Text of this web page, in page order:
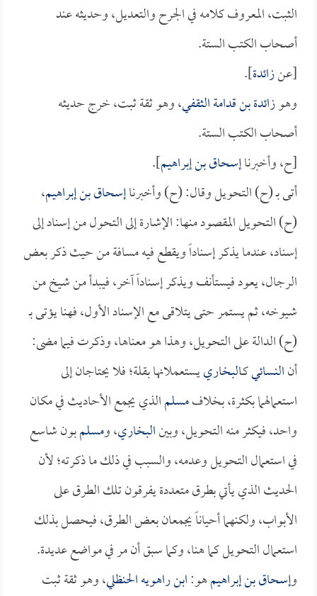
الثبت، المعروف كلامه في الجرح والتعديل، وحديثه عند
أصحاب الكتب الستة.
[عنزائدة].
وهوزائدة بن قدامة الثقفي، وهو ثقة ثبت، خرج حديثه
أصحاب الكتب الستة.
[ح، وأخبرناإسحاق بن إبراهيم].
أتى بـ (ح) التحويل وقال: (ح) وأخبرناإسحاق بن إبراهيم،
(ح) التحويل المقصود منها: الإشارة إلى التحول من إسناد إلى
إسناد، عندما يذكر إسناداً ويقطع فيه مسافة من حيث ذكر بعض
الرجال، يعود فيستأنف ويذكر إسناداً آخر، فيبدأ من شيخ من
شيوخه، ثم يستمر حتى يتلاقى مع الإسناد الأول، فهنا يؤتى بـ
(ح) الدالة على التحويل، وهذا هو معناها، وذكرت فيما مضى:
أنالنسائيكـالبخارييستعملانها بقلة؛ فلا يحتاجان إلى
استعمالهما بكثرة، بخلافمسلمالذي يجمع الأحاديث في مكان
واحد، فيكثر منه التحويل، وبينالبخاري، ومسلمبون شاسع
في استعمال التحويل وعدمه، والسبب في ذلك ما ذكرته؛ لأن
الحديث الذي يأتي بطرق متعددة يفرقون تلك الطرق على
الأبواب، ولكنهما أحياناً يجمعان بعض الطرق، فيحصل بذلك
استعمال التحويل كما هنا، وكما سبق أن مر في مواضع عديدة.
وإسحاق بن إبراهيمهو:ابن راهويه الحنظلي، وهو ثقة ثبت